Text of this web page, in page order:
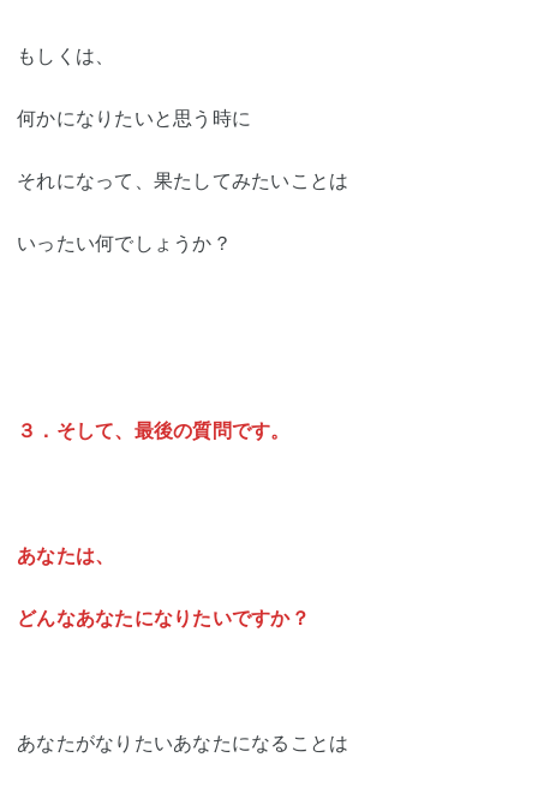
もしくは、
何かになりたいと思う時に
それになって、果たしてみたいことは
いったい何でしょうか？
３．そして、最後の質問です。
あなたは、
どんなあなたになりたいですか？
あなたがなりたいあなたになることは